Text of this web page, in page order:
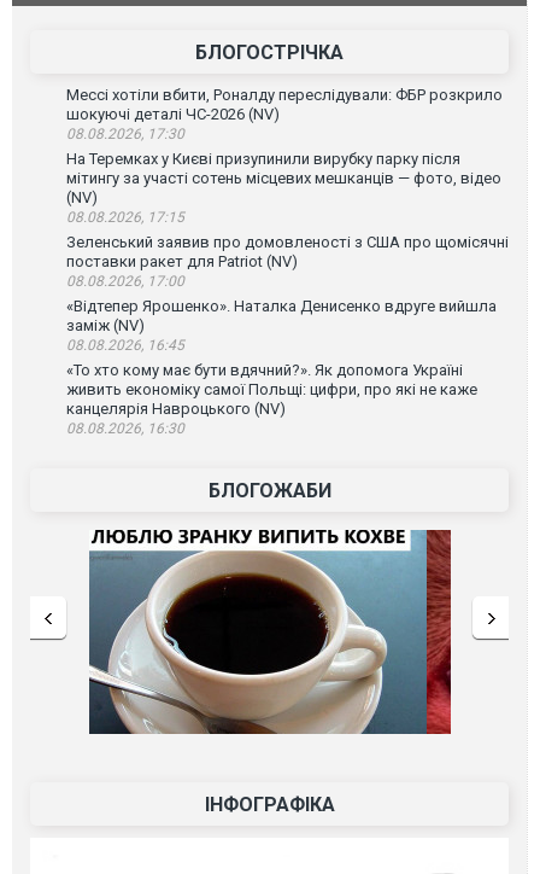
БЛОГОСТРІЧКА
Мессі хотіли вбити, Роналду переслідували: ФБР розкрило
шокуючі деталі ЧС-2026 (NV)
08.08.2026, 17:30
На Теремках у Києві призупинили вирубку парку після
мітингу за участі сотень місцевих мешканців — фото, відео
(NV)
08.08.2026, 17:15
Зеленський заявив про домовленості з США про щомісячні
поставки ракет для Patriot (NV)
08.08.2026, 17:00
«Відтепер Ярошенко». Наталка Денисенко вдруге вийшла
заміж (NV)
08.08.2026, 16:45
«То хто кому має бути вдячний?». Як допомога Україні
живить економіку самої Польщі: цифри, про які не каже
канцелярія Навроцького (NV)
08.08.2026, 16:30
БЛОГОЖАБИ
ІНФОГРАФІКА